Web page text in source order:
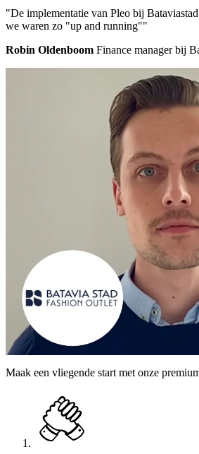
"De implementatie van Pleo bij
we waren zo "up and running""
Robin Oldenboom Finance manager bij
Maak een vliegende start met onze